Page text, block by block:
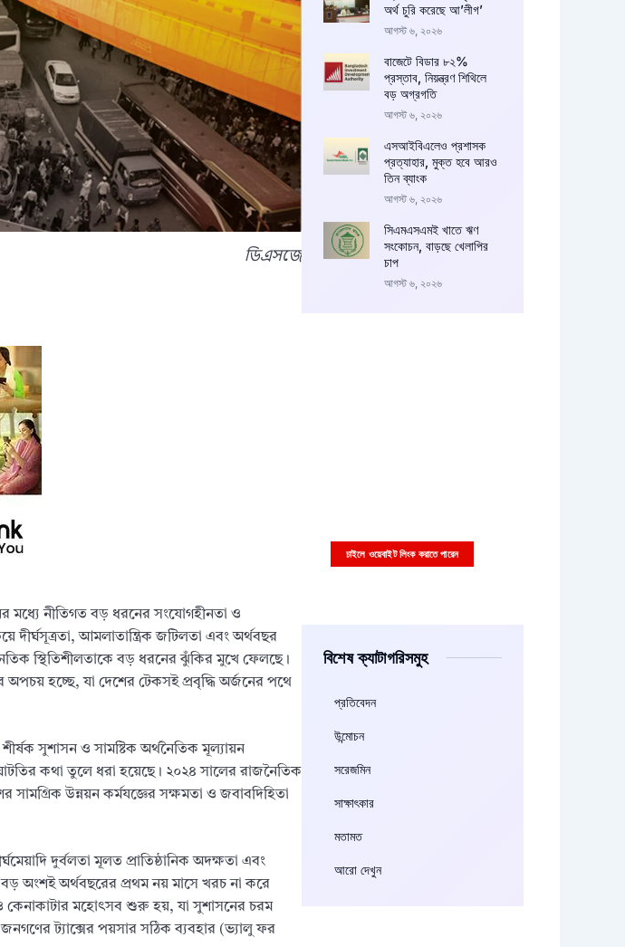
ডিএসজে
মধ্যে নীতিগত বড় ধরনের সংযোগহীনতা ও
দীর্ঘসূত্রতা, আমলাতান্ত্রিক জটিলতা এবং অর্থবছর
স্থিতিশীলতাকে বড় ধরনের ঝুঁকির মুখে ফেলছে।
অপচয় হচ্ছে, যা দেশের টেকসই প্রবৃদ্ধি অর্জনের পথে
সুশাসন ও সামষ্টিক অর্থনৈতিক মূল্যায়ন
কথা তুলে ধরা হয়েছে। ২০২৪ সালের রাজনৈতিক
সামগ্রিক উন্নয়ন কর্মযজ্ঞের সক্ষমতা ও জবাবদিহিতা
দুর্বলতা মূলত প্রাতিষ্ঠানিক অদক্ষতা এবং
বড় অংশই অর্থবছরের প্রথম নয় মাসে খরচ না করে
মহোৎসব শুরু হয়, যা সুশাসনের চরম
ট্যাক্সের পয়সার সঠিক ব্যবহার (ভ্যালু ফর
অর্থ চুরি করেছে আ’লীগ’
আগস্ট ৬, ২০২৬
বাজেটে বিডার ৮২%
প্রস্তাব, নিয়ন্ত্রণ শিথিলে
বড় অগ্রগতি
আগস্ট ৬, ২০২৬
এসআইবিএলেও প্রশাসক
প্রত্যাহার, মুক্ত হবে আরও
তিন ব্যাংক
আগস্ট ৬, ২০২৬
সিএমএসএমই খাতে ঋণ
সংকোচন, বাড়ছে খেলাপির
চাপ
আগস্ট ৬, ২০২৬
চাইলে ওয়েবাইট লিংক করাতে পারেন
বিশেষ ক্যাটাগরিসমুহ
প্রতিবেদন
উন্মোচন
সরেজমিন
সাক্ষাৎকার
মতামত
আরো দেখুন